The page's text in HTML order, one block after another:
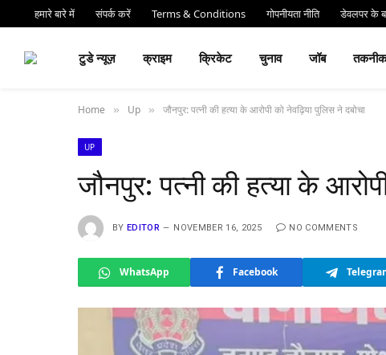
हमारे बारे में संपर्क करें Terms & Conditions गोपनीयता नीति डेवलपर के
टुडे न्यूज़ क्राइम क्रिकेट चुनाव जॉब तकनीक
Home » Up » जौनपुर: पत्नी की हत्या के आरोपी को नेवढ़िया पुलिस ने दबोचा
UP
जौनपुर: पत्नी की हत्या के
BY EDITOR NOVEMBER 16, 2025 NO COMMENTS
WhatsApp Facebook
⏰ देर न करें